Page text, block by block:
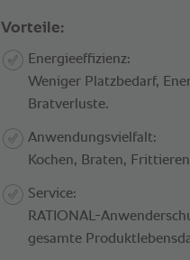
Vorteile:
Energieeffizienz:
Weniger Platzbedarf,
Bratverluste.
Anwendungsvielfalt:
Kochen, Braten,
Service:
RATIONAL-
gesamte